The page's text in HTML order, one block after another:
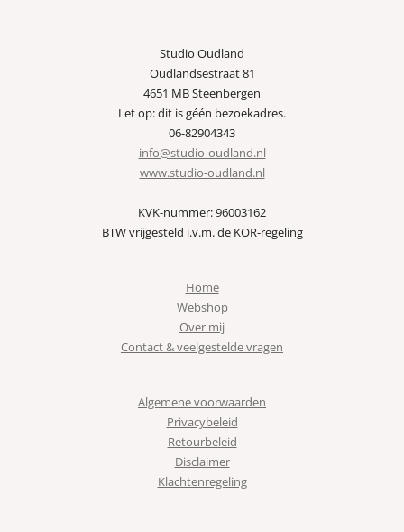
Studio Oudland
Oudlandsestraat 81
4651 MB Steenbergen
Let op: dit is géén bezoekadres.
06-82904343
info@studio-oudland.nl
www.studio-oudland.nl
KVK-nummer: 96003162
BTW vrijgesteld i.v.m. de KOR-regeling
Home
Webshop
Over mij
Contact & veelgestelde vragen
Algemene voorwaarden
Privacybeleid
Retourbeleid
Disclaimer
Klachtenregeling